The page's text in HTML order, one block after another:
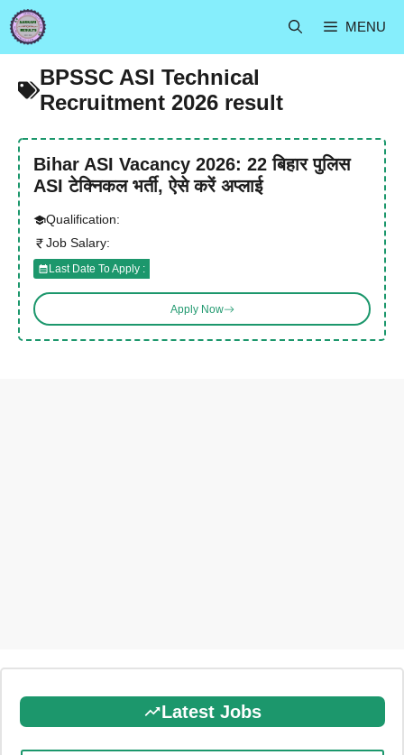
Skip
to
content
MENU
BPSSC ASI Technical
Recruitment 2026 result
Bihar ASI Vacancy 2026: 22 बिहार पुलिस
ASI टेक्निकल भर्ती, ऐसे करें अप्लाई
Qualification:
Job Salary:
Last Date To Apply :
Apply Now
Latest Jobs